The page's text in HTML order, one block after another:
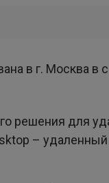
в г. Москва в
решения для
–